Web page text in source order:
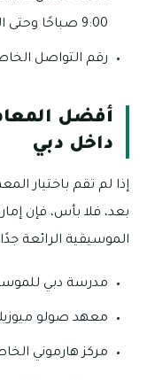
9:00 صباحًا وحتى الساعة الـ 9:00 مساءً.
رقم التواصل الخاص
أفضل
داخل دبي
إذا لم تقم باختيار
بعد، فلا بأس، فإن
الموسيقية الرائعة
مدرسة دبي
معهد صولو
مركز هارموني